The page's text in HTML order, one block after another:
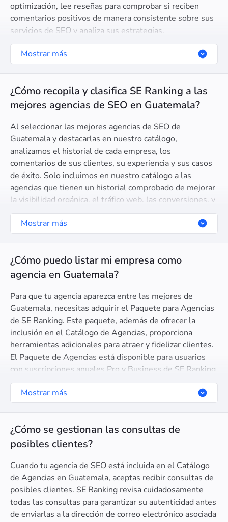
optimización, lee reseñas para comprobar si reciben
comentarios positivos de manera consistente sobre sus
servicios de SEO y analiza sus estrategias.
Mostrar más
¿Cómo recopila y clasifica SE Ranking a las
mejores agencias de SEO en Guatemala?
Al seleccionar las mejores agencias de SEO de
Guatemala y destacarlas en nuestro catálogo,
analizamos el historial de cada empresa, los
comentarios de sus clientes, su experiencia y sus casos
de éxito. Solo incluimos en nuestro catálogo a las
agencias que tienen un historial comprobado de mejorar
la visibilidad orgánica, el tráfico web, las conversiones, y
otros aspectos clave para sus clientes.
Mostrar más
¿Cómo puedo listar mi empresa como
agencia en Guatemala?
Para que tu agencia aparezca entre las mejores de
Guatemala, necesitas adquirir el Paquete para Agencias
de SE Ranking. Este paquete, además de ofrecer la
inclusión en el Catálogo de Agencias, proporciona
herramientas adicionales para atraer y fidelizar clientes.
El Paquete de Agencias está disponible para usuarios
con suscripciones anuales Pro y Business de SE Ranking.
Mostrar más
¿Cómo se gestionan las consultas de
posibles clientes?
Cuando tu agencia de SEO está incluida en el Catálogo
de Agencias en Guatemala, aceptas recibir consultas de
posibles clientes. SE Ranking revisa cuidadosamente
todas las consultas para garantizar su autenticidad antes
de enviarlas a la dirección de correo electrónico asociada